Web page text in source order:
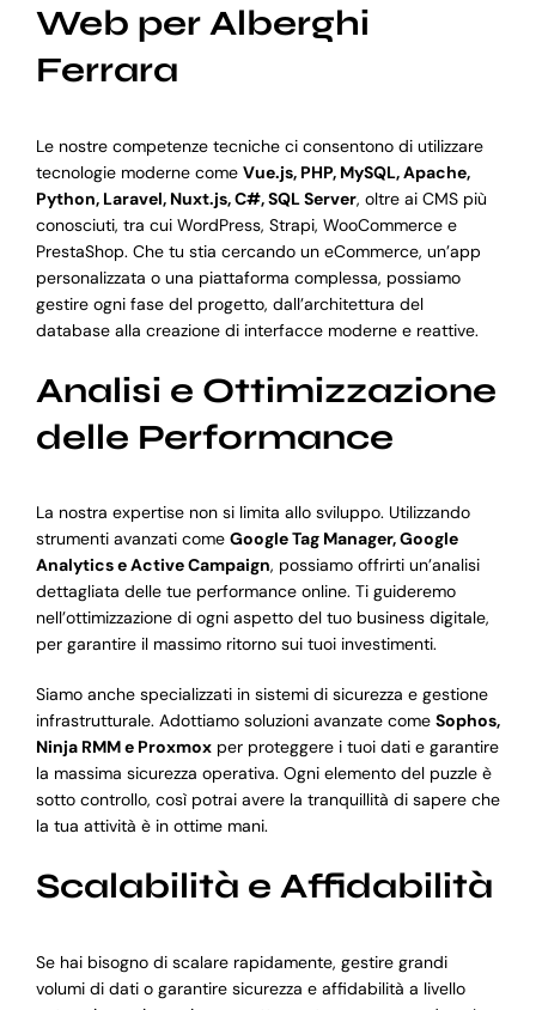
Web per Alberghi
Ferrara
Le nostre competenze tecniche ci consentono di utilizzare
tecnologie moderne come Vue.js, PHP, MySQL, Apache,
Python, Laravel, Nuxt.js, C#, SQL Server, oltre ai CMS più
conosciuti, tra cui WordPress, Strapi, WooCommerce e
PrestaShop. Che tu stia cercando un eCommerce, un’app
personalizzata o una piattaforma complessa, possiamo
gestire ogni fase del progetto, dall’architettura del
database alla creazione di interfacce moderne e reattive.
Analisi e Ottimizzazione
delle Performance
La nostra expertise non si limita allo sviluppo. Utilizzando
strumenti avanzati come Google Tag Manager, Google
Analytics e Active Campaign, possiamo offrirti un’analisi
dettagliata delle tue performance online. Ti guideremo
nell’ottimizzazione di ogni aspetto del tuo business digitale,
per garantire il massimo ritorno sui tuoi investimenti.
Siamo anche specializzati in sistemi di sicurezza e gestione
infrastrutturale. Adottiamo soluzioni avanzate come Sophos,
Ninja RMM e Proxmoxper proteggere i tuoi dati e garantire
la massima sicurezza operativa. Ogni elemento del puzzle è
sotto controllo, così potrai avere la tranquillità di sapere che
la tua attività è in ottime mani.
Scalabilità e Affidabilità
Se hai bisogno di scalare rapidamente, gestire grandi
volumi di dati o garantire sicurezza e affidabilità a livello